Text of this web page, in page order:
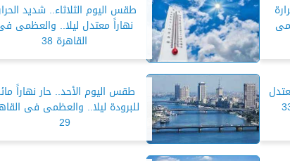
طقس اليوم الثلاثاء.. شديد
نهاراً معتدل ليلا.. والعظمى
القاهرة 38
طقس اليوم الأحد.. حار نهاراً
للبرودة ليلا.. والعظمى فى
29